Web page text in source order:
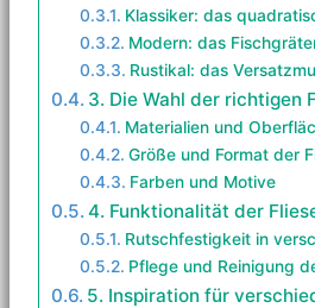
Klassiker: das
Modern: das
Rustikal: das
3. Die Wahl der richtigen
Materialien und
Größe und Format der
Farben und Motive
4. Funktionalität der
Rutschfestigkeit in
Pflege und Reinigung
5. Inspiration für